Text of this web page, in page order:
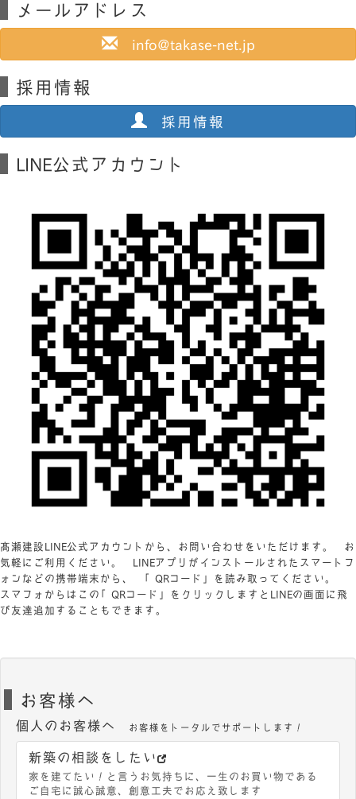
メールアドレス
info@takase-net.jp
採用情報
採用情報
LINE公式アカウント
髙瀬建設LINE公式アカウントから、お問い合わせをいただけます。 お
気軽にご利用ください。 LINEアプリがインストールされたスマートフ
ォンなどの携帯端末から、 「QRコード」を読み取ってください。
スマフォからはこの「QRコード」をクリックしますとLINEの画面に飛
び友達追加することもできます。
お客様へ
個人のお客様へ お客様をトータルでサポートします！
新築の相談をしたい
家を建てたい！と言うお気持ちに、一生のお買い物である
ご自宅に誠心誠意、創意工夫でお応え致します